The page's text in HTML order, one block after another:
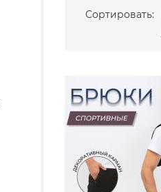
Сортировать: